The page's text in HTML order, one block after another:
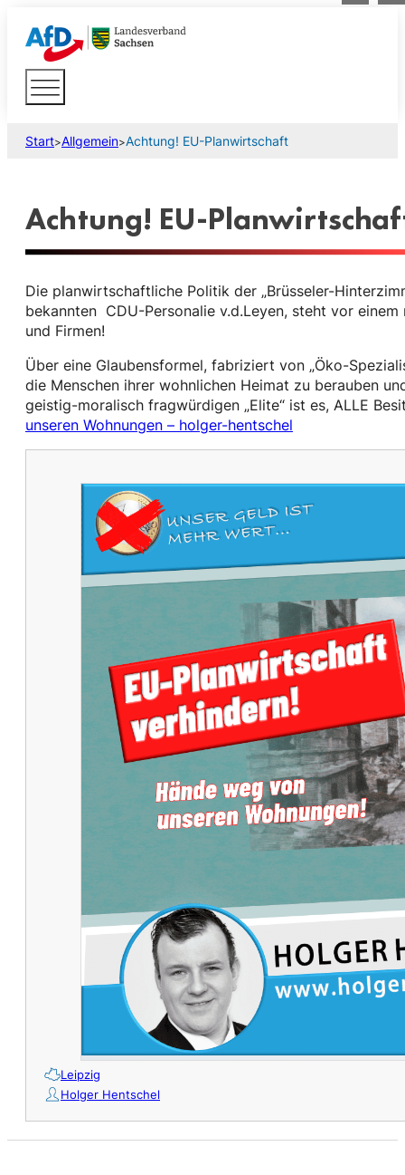
Start>Allgemein>Achtung! EU-Planwirtschaft
Achtung! EU-
Die planwirtschaftliche Politik der „Brüsseler-
bekannten CDU-Personalie v.d.Leyen, steht vor
und Firmen!
Über eine Glaubensformel, fabriziert von „Öko-
die Menschen ihrer wohnlichen Heimat zu berauben
geistig-moralisch fragwürdigen „Elite“ ist es, ALLE
unseren Wohnungen – holger-hentschel
Leipzig
Holger Hentschel